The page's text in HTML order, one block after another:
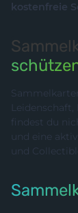
kostenfreie
findest du
und eine
und